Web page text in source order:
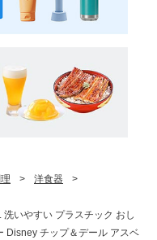
> 洋食器
>
いやすい プラスチック おし
Disney チップ＆デール アスベ